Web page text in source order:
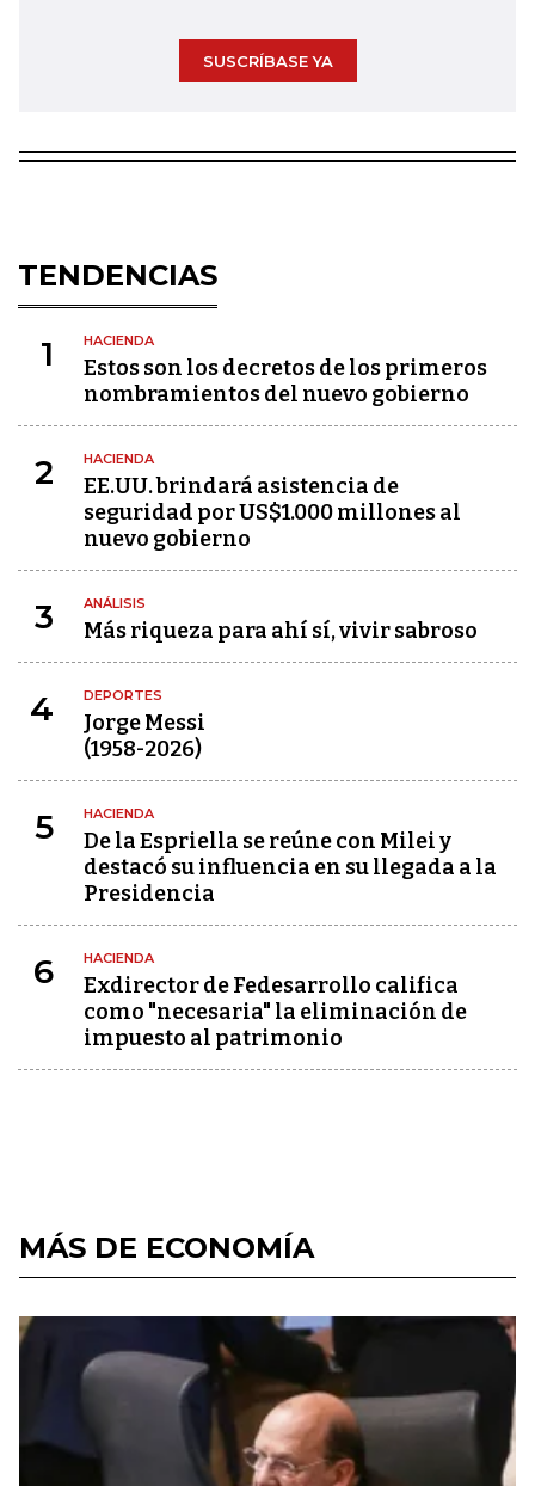
SUSCRÍBASE YA
TENDENCIAS
1 HACIENDA
Estos son los decretos de los primeros
nombramientos del nuevo gobierno
2 HACIENDA
EE.UU. brindará asistencia de
seguridad por US$1.000 millones al
nuevo gobierno
3 ANÁLISIS
Más riqueza para ahí sí, vivir sabroso
4 DEPORTES
Jorge Messi
(1958-2026)
5 HACIENDA
De la Espriella se reúne con Milei y
destacó su influencia en su llegada a la
Presidencia
6 HACIENDA
Exdirector de Fedesarrollo califica
como "necesaria" la eliminación de
impuesto al patrimonio
MÁS DE ECONOMÍA